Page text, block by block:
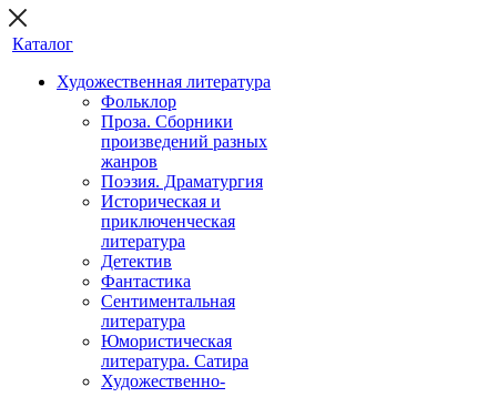
Каталог
Художественная литература
Фольклор
Проза. Сборники
произведений разных
жанров
Поэзия. Драматургия
Историческая и
приключенческая
литература
Детектив
Фантастика
Сентиментальная
литература
Юмористическая
литература. Сатира
Художественно-